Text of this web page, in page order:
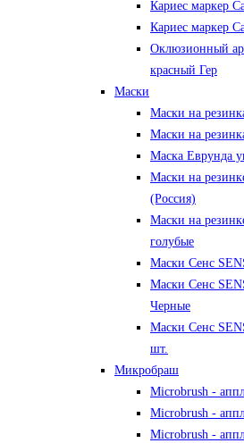
Кариес маркер
Кариес маркер
Оклюзионный
красный Гер
Маски
Маски на
Маски на
Маска Еврунда
Маски на
(Россия)
Маски на
голубые
Маски Сенс
Маски Сенс
Черные
Маски Сенс
шт.
Микробраш
Microbrush -
Microbrush -
Microbrush -